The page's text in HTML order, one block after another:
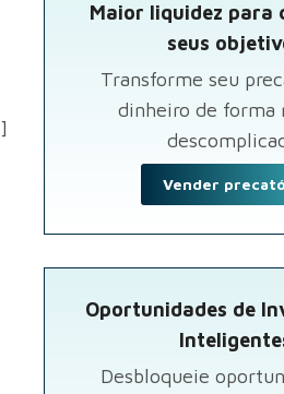
Maior liquidez para
seus
Transforme seu
dinheiro de forma
Vender
Oportunidades de
Desbloqueie